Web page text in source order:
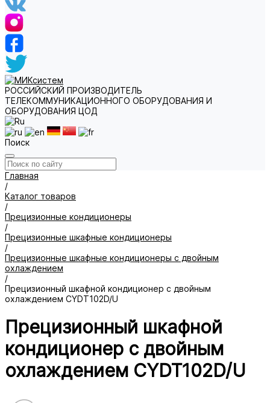
РОССИЙСКИЙ ПРОИЗВОДИТЕЛЬ
ТЕЛЕКОММУНИКАЦИОННОГО ОБОРУДОВАНИЯ И
ОБОРУДОВАНИЯ ЦОД
Поиск
Главная
/
Каталог товаров
/
Прецизионные кондиционеры
/
Прецизионные шкафные кондиционеры
/
Прецизионные шкафные кондиционеры с двойным
охлаждением
/
Прецизионный шкафной кондиционер с двойным
охлаждением CYDT102D/U
Прецизионный шкафной
кондиционер с двойным
охлаждением CYDT102D/U